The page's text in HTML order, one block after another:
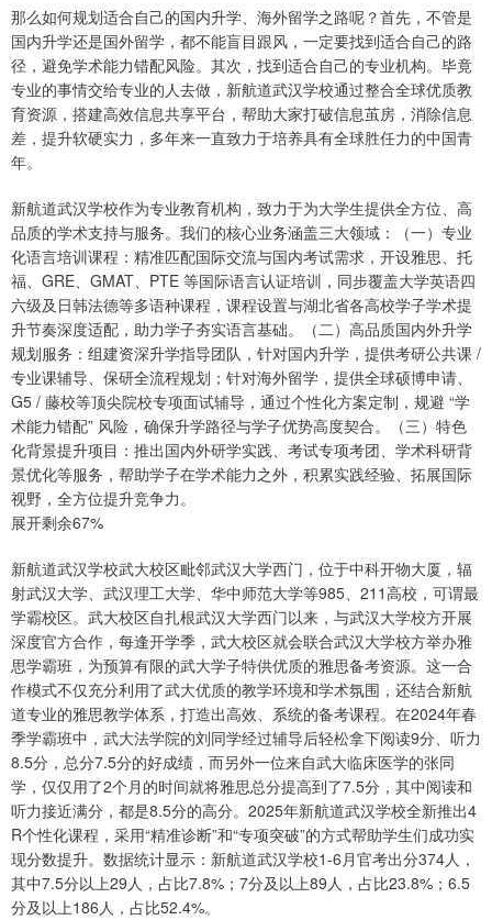
那么如何规划适合自己的国内升学、海外留学之路呢？首先，不管是
国内升学还是国外留学，都不能盲目跟风，一定要找到适合自己的路
径，避免学术能力错配风险。其次，找到适合自己的专业机构。毕竟
专业的事情交给专业的人去做，新航道武汉学校通过整合全球优质教
育资源，搭建高效信息共享平台，帮助大家打破信息茧房，消除信息
差，提升软硬实力，多年来一直致力于培养具有全球胜任力的中国青
年。
新航道武汉学校作为专业教育机构，致力于为大学生提供全方位、高
品质的学术支持与服务。我们的核心业务涵盖三大领域：（一）专业
化语言培训课程：精准匹配国际交流与国内考试需求，开设雅思、托
福、GRE、GMAT、PTE 等国际语言认证培训，同步覆盖大学英语四
六级及日韩法德等多语种课程，课程设置与湖北省各高校学子学术提
升节奏深度适配，助力学子夯实语言基础。（二）高品质国内外升学
规划服务：组建资深升学指导团队，针对国内升学，提供考研公共课 /
专业课辅导、保研全流程规划；针对海外留学，提供全球硕博申请、
G5 / 藤校等顶尖院校专项面试辅导，通过个性化方案定制，规避 “学
术能力错配” 风险，确保升学路径与学子优势高度契合。（三）特色
化背景提升项目：推出国内外研学实践、考试专项考团、学术科研背
景优化等服务，帮助学子在学术能力之外，积累实践经验、拓展国际
视野，全方位提升竞争力。
展开剩余67%
新航道武汉学校武大校区毗邻武汉大学西门，位于中科开物大厦，辐
射武汉大学、武汉理工大学、华中师范大学等985、211高校，可谓最
学霸校区。武大校区自扎根武汉大学西门以来，与武汉大学校方开展
深度官方合作，每逢开学季，武大校区就会联合武汉大学校方举办雅
思学霸班，为预算有限的武大学子特供优质的雅思备考资源。这一合
作模式不仅充分利用了武大优质的教学环境和学术氛围，还结合新航
道专业的雅思教学体系，打造出高效、系统的备考课程。在2024年春
季学霸班中，武大法学院的刘同学经过辅导后轻松拿下阅读9分、听力
8.5分，总分7.5分的好成绩，而另外一位来自武大临床医学的张同
学，仅仅用了2个月的时间就将雅思总分提高到了7.5分，其中阅读和
听力接近满分，都是8.5分的高分。2025年新航道武汉学校全新推出4
R个性化课程，采用“精准诊断”和“专项突破”的方式帮助学生们成功实
现分数提升。数据统计显示：新航道武汉学校1-6月官考出分374人，
其中7.5分以上29人，占比7.8%；7分及以上89人，占比23.8%；6.5
分及以上186人，占比52.4%。